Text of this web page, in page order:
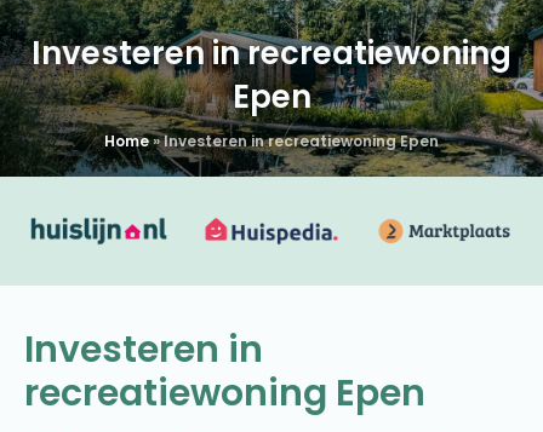
Investeren in recreatiewoning
Epen
Home»Investeren in recreatiewoning Epen
Investeren in
recreatiewoning Epen